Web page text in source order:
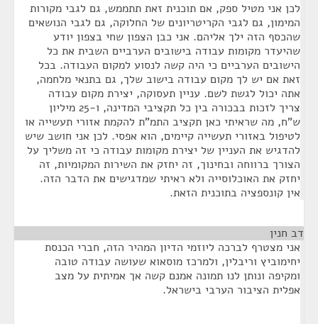
לכן אני מטיל ספק, אם תוכנית זאת תתממש, גם לגבי מקורות
המימון, גם לגבי הקריטריונים של החלוקה, גם לגבי הנושאים
שהכסף הזה ילך אליהם. אני כבן הצפון שחי בצפון יודע
שהיעדר מקומות עבודה בישובים הערביים השבית את כל
הישובים הערביים כי היה קשה לנסוע למקום העבודה. בכל
זאת אם יש לך מקום עבודה בישוב שלך, גם בתנאי מלחמה,
אתה יכול לגשת לשם. עניין תעסוקה, יצירת מקום עבודה
צריך לזכות בבכורה בין כל תקציבי המדינה, ו-25 מיליון
ש"ח, מה שראיתי כאן תקציב התמ"ת להקמת אזורי תעשייה או
לטיפול באזורי תעשייה קיימים, הוא אפסי. לכן אני חושב שיש
להדגיש את העניין של יצירת מקומות עבודה כי זה משליך על
הצורך ברווחה ובחינוך, זה יחזק את השירות המקומיות, זה
יחזק את האוכלוסייה ולא ראיתי שמדגישים את הדבר הזה.
אין קונספציה בתוכנית הזאת.
דב חנין
אני מצטרף לברכה ליוזמי הדיון המהיר הזה, חברי הכנסת
יחימוביץ וריבלין, ולמרכז מוסאוא שעושה עבודה טובה
ומקיפה ונותן לנו תמונה אמנם קשה אך אמיתית על מצב
אפלית הציבור הערבי בישראל.